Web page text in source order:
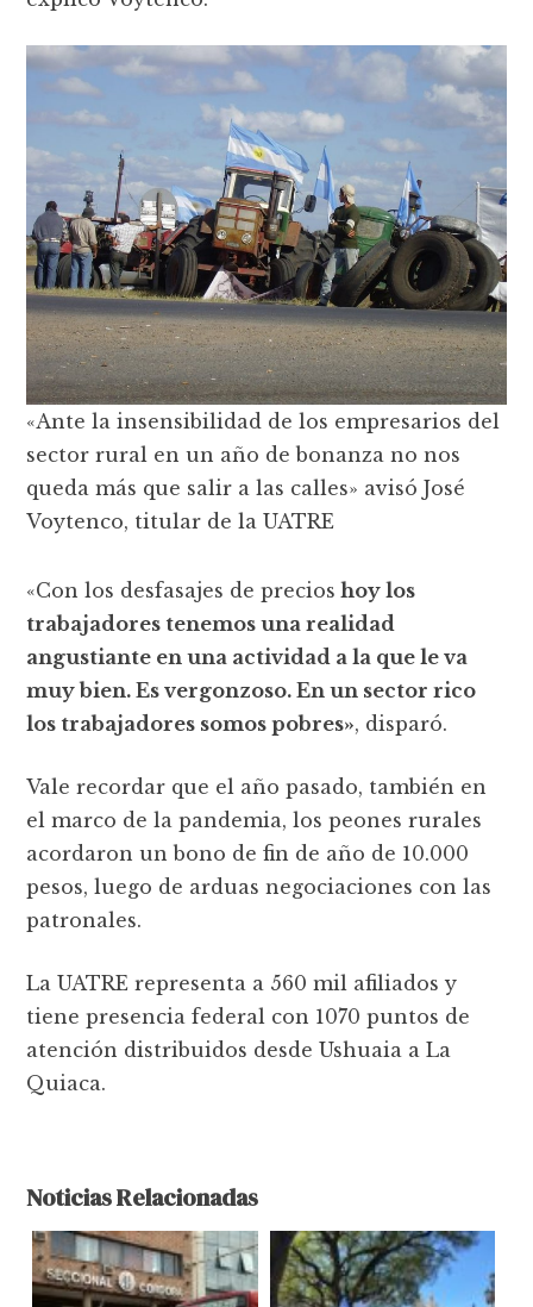
«Ante la insensibilidad de los empresarios del
sector rural en un año de bonanza no nos
queda más que salir a las calles» avisó José
Voytenco, titular de la UATRE
«Con los desfasajes de precios hoy los
trabajadores tenemos una realidad
angustiante en una actividad a la que le va
muy bien. Es vergonzoso. En un sector rico
los trabajadores somos pobres», disparó.
Vale recordar que el año pasado, también en
el marco de la pandemia, los peones rurales
acordaron un bono de fin de año de 10.000
pesos, luego de arduas negociaciones con las
patronales.
La UATRE representa a 560 mil afiliados y
tiene presencia federal con 1070 puntos de
atención distribuidos desde Ushuaia a La
Quiaca.
Noticias Relacionadas